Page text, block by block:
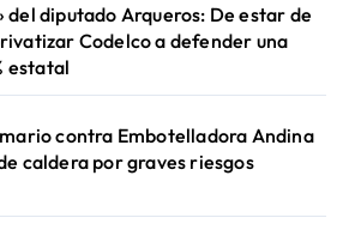
del diputado Arqueros: De estar de
Codelco a defender una
estatal
contra Embotelladora Andina
caldera por graves riesgos